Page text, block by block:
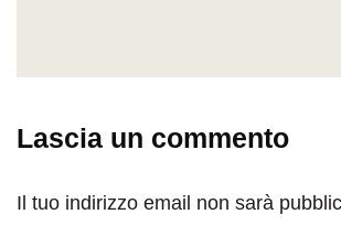
Lascia un commento
Il tuo indirizzo email non sarà